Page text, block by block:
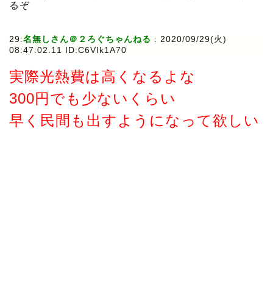
るぞ
29:名無しさん＠２ろぐちゃんねる : 2020/09/29(火)
08:47:02.11 ID:C6VIk1A70
実際光熱費は高くなるよな
300円でも少ないくらい
早く民間も出すようになって欲しい